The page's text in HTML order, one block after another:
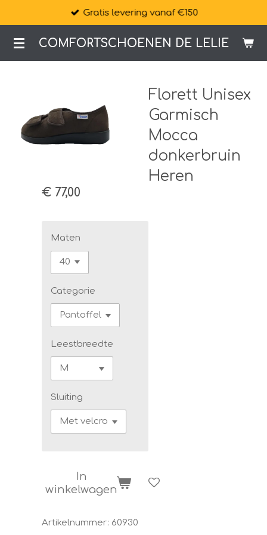
naar
de
COMFORTSCHOENEN DE LELIE
Gratis levering vanaf €150
Florett Unisex
Garmisch
Mocca
donkerbruin
Heren
€ 77,00
Maten
Categorie
Leestbreedte
Sluiting
In
winkelwagen
Artikelnummer: 60930